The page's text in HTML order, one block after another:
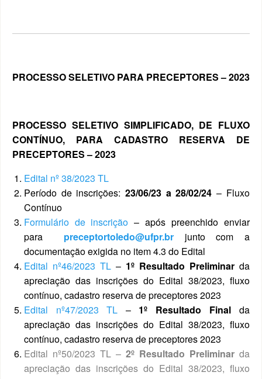
PROCESSO SELETIVO PARA PRECEPTORES – 2023
PROCESSO SELETIVO SIMPLIFICADO, DE FLUXO
CONTÍNUO, PARA CADASTRO RESERVA DE
PRECEPTORES– 2023
Edital nº 38/2023 TL
Período de inscrições: 23/06/23 a 28/02/24 – Fluxo
Contínuo
Formulário de inscrição – após preenchido enviar
para preceptortoledo@ufpr.br junto com a
documentação exigida no item 4.3 do Edital
Edital nº46/2023 TL – 1º Resultado Preliminar da
apreciação das inscrições do Edital 38/2023, fluxo
contínuo, cadastro reserva de preceptores 2023
Edital nº47/2023 TL – 1º Resultado Final da
apreciação das inscrições do Edital 38/2023, fluxo
contínuo, cadastro reserva de preceptores 2023
Edital nº50/2023 TL – 2º Resultado Preliminar da
apreciação das inscrições do Edital 38/2023, fluxo